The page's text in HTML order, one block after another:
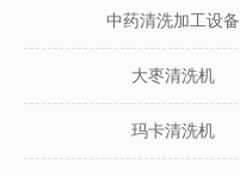
中药清洗加工设备
大枣清洗机
玛卡清洗机